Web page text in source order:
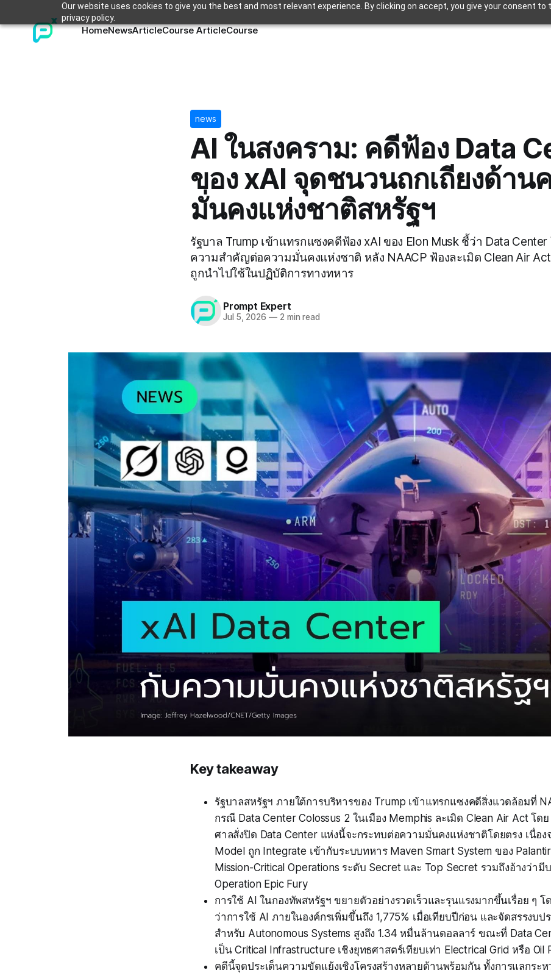
Our website uses cookies to give you the best and most relevant experience. By clicking on accept, you give your consent to
privacy policy.
HomeNewsArticleCourse ArticleCourse
news
AI ในสงคราม: คดีฟ้อง Data
ของ xAI จุดชนวนถกเถียงด้าน
มั่นคงแห่งชาติสหรัฐฯ
รัฐบาล Trump เข้าแทรกแซงคดีฟ้อง xAI ของ Elon Musk ชี้ว่า Data
ความสำคัญต่อความมั่นคงแห่งชาติ หลัง NAACP ฟ้องละเมิด Clean Air
ถูกนำไปใช้ในปฏิบัติการทางทหาร
Prompt Expert
Jul 5, 2026 —2 min read
Key takeaway
รัฐบาลสหรัฐฯ ภายใต้การบริหารของ Trump เข้าแทรกแซงคดีสิ่งแวดล้อมที่
กรณี Data Center Colossus 2 ในเมือง Memphis ละเมิด Clean Air Act โด
ศาลสั่งปิด Data Center แห่งนี้จะกระทบต่อความมั่นคงแห่งชาติโดยตรง เนื่อง
Model ถูก Integrate เข้ากับระบบทหาร Maven Smart System ของ
Mission-Critical Operations ระดับ Secret และ Top Secret รวมถึงอ้างว่ามี
Operation Epic Fury
การใช้ AI ในกองทัพสหรัฐฯ ขยายตัวอย่างรวดเร็วและรุนแรงมากขึ้นเรื่อย ๆ โ
ว่าการใช้ AI ภายในองค์กรเพิ่มขึ้นถึง 1,775% เมื่อเทียบปีก่อน และจัดสรรงบ
สำหรับ Autonomous Systems สูงถึง 1.34 หมื่นล้านดอลลาร์ ขณะที่ Data
เป็น Critical Infrastructure เชิงยุทธศาสตร์เทียบเท่า Electrical Grid หรือ Oil
คดีนี้จุดประเด็นความขัดแย้งเชิงโครงสร้างหลายด้านพร้อมกัน ทั้งการแลกระห